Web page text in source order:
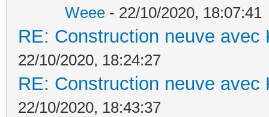
Weee - 22/10/2020, 18:07:41
RE: Construction neuve avec
22/10/2020, 18:24:27
RE: Construction neuve avec
22/10/2020, 18:43:37